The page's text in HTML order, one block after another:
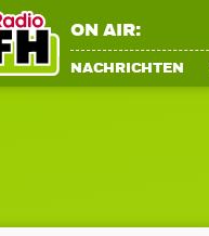
ON AIR:
NACHRICHTEN